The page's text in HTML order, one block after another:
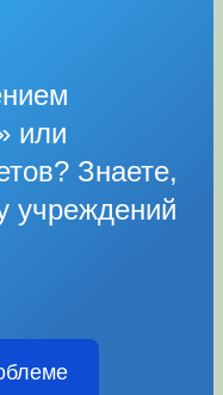
или
Знаете,
учреждений